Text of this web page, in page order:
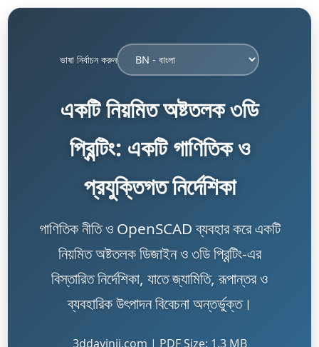
ভাষা নির্বাচন করুন
একটি নিয়মিত অষ্টতলক ৩ডি
প্রিন্টিং: একটি গাণিতিক ও
প্রযুক্তিগত নির্দেশিকা
গাণিতিক নীতি ও OpenSCAD ব্যবহার করে একটি
নিয়মিত অষ্টতলক ডিজাইন ও ৩ডি প্রিন্টিং-এর
বিস্তারিত নির্দেশিকা, যাতে জ্যামিতি, রূপান্তর ও
ব্যবহারিক উৎপাদন বিবেচনা অন্তর্ভুক্ত।
3ddayinji.com | PDF Size: 1.3 MB